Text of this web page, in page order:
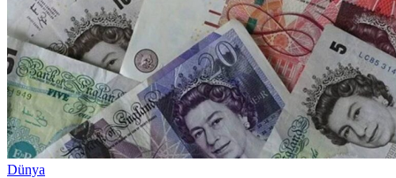
Dünya